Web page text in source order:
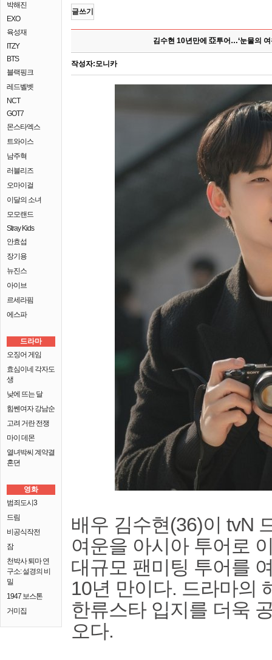
박해진
EXO
육성재
ITZY
BTS
블랙핑크
레드벨벳
NCT
GOT7
몬스타엑스
트와이스
남주혁
러블리즈
오마이걸
이달의 소녀
모모랜드
Stray Kids
안효섭
장기용
뉴진스
아이브
르세라핌
에스파
드라마
오징어 게임
효심이네 각자도
생
낮에 뜨는 달
힘쎈여자 강남순
고려 거란 전쟁
마이 데몬
열녀박씨 계약결
혼뎐
영화
범죄도시3
드림
비공식작전
잠
천박사 퇴마 연
구소: 설경의 비
밀
1947 보스톤
거미집
글쓰기
김수현 10년만에 亞투어…‘눈물의 여
작성자:모니카
배우 김수현(36)이 tvN
여운을 아시아 투어로
대규모 팬미팅 투어를
10년 만이다. 드라마의
한류스타 입지를 더욱
오다.